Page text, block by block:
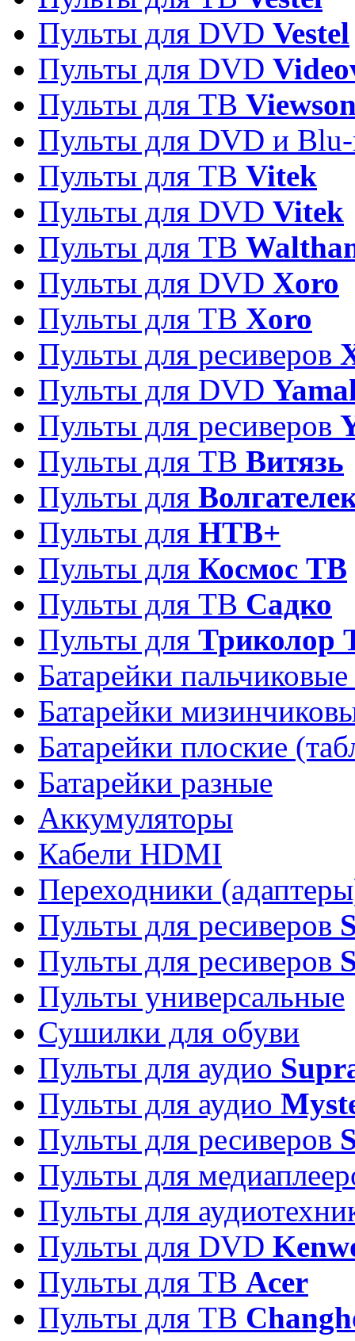
Пульты для DVD Vestel
Пульты для DVD
Пульты для ТВ
Пульты для DVD и
Пульты для ТВ Vitek
Пульты для DVD Vitek
Пульты для ТВ
Пульты для DVD Xoro
Пульты для ТВ Xoro
Пульты для ресиверов
Пульты для DVD
Пульты для ресиверов
Пульты для ТВ Витязь
Пульты для
Пульты для НТВ+
Пульты для Космос ТВ
Пульты для ТВ Садко
Пульты для Триколор
Батарейки
Батарейки
Батарейки плоские
Батарейки разные
Аккумуляторы
Кабели HDMI
Переходники
Пульты для ресиверов
Пульты для ресиверов
Пульты универсальные
Сушилки для обуви
Пульты для аудио
Пульты для аудио
Пульты для ресиверов
Пульты для
Пульты для
Пульты для DVD
Пульты для ТВ Acer
Пульты для ТВ